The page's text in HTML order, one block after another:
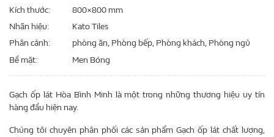
Kích thước
800×800 mm
Nhãn hiệu
Kato Tiles
Phân cảnh
phòng ăn, Phòng bếp, Phòng khách, Phòng ngủ
Bề mặt
Men Bóng
Gạch ốp lát Hòa Bình Minh là một trong những thương hiệu uy tín
hàng đầu hiện nay.
Chúng tôi chuyên phân phối các sản phẩm Gạch ốp lát chất lượng,